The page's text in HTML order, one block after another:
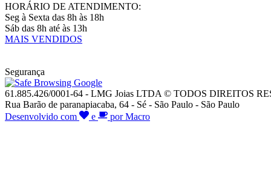
HORÁRIO DE ATENDIMENTO:
Seg à Sexta das 8h às 18h
Sáb das 8h até às 13h
MAIS VENDIDOS
Segurança
61.885.426/0001-64 - LMG Joias LTDA © TODOS DIREITOS
Rua Barão de paranapiacaba, 64 - Sé - São Paulo - São Paulo
Desenvolvido com
e por Macro